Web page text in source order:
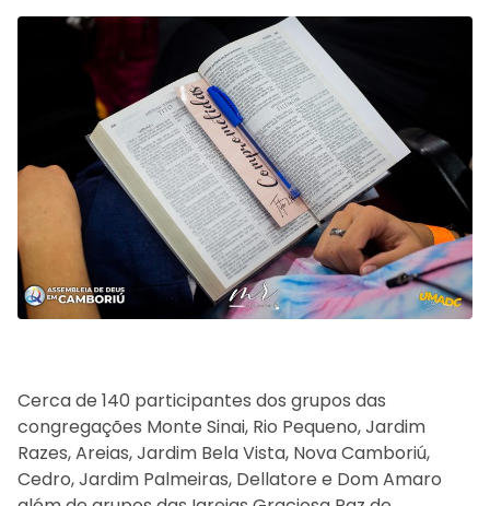
Cerca de 140 participantes dos grupos das
congregações Monte Sinai, Rio Pequeno, Jardim
Razes, Areias, Jardim Bela Vista, Nova Camboriú,
Cedro, Jardim Palmeiras, Dellatore e Dom Amaro